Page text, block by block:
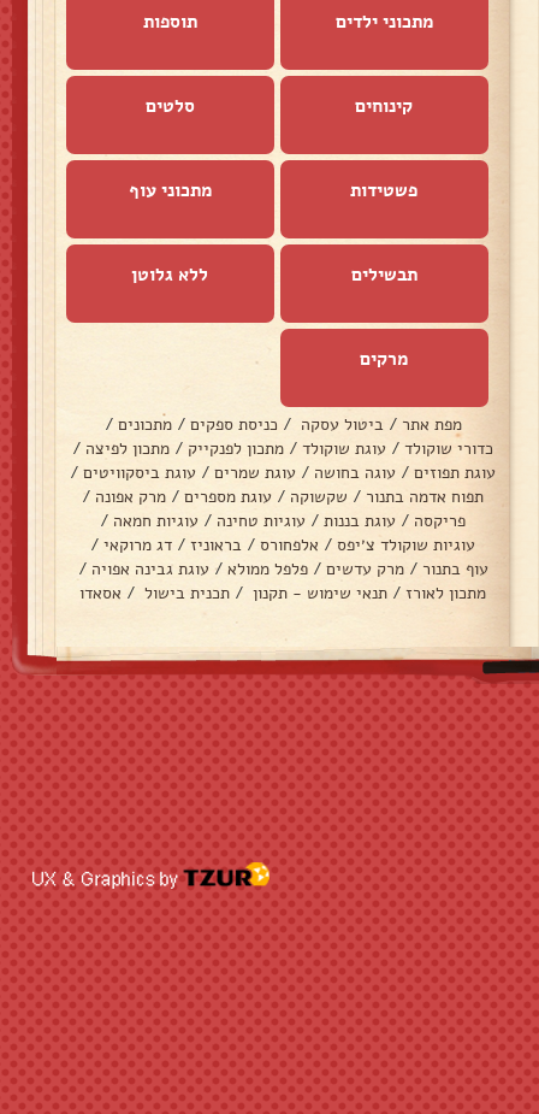
מתכוני ילדים תוספות
קינוחים סלטים
פשטידות מתכוני עוף
תבשילים ללא גלוטן
מרקים
מפת אתר / ביטול עסקה / כניסת ספקים / מתכונים /
כדורי שוקולד / עוגת שוקולד / מתכון לפנקייק / מתכון לפיצה /
עוגת תפוזים / עוגה בחושה / עוגת שמרים / עוגת ביסקוויטים /
תפוח אדמה בתנור / שקשוקה / עוגת מספרים / מרק אפונה /
פריקסה / עוגת בננות / עוגיות טחינה / עוגיות חמאה /
עוגיות שוקולד צ׳יפס / אלפחורס / בראוניז / דג מרוקאי /
עוף בתנור / מרק עדשים / פלפל ממולא / עוגת גבינה אפויה /
מתכון לאורז / תנאי שימוש - תקנון / תכנית בישול / אסאדו